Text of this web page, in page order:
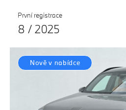
První registrace
8 / 2025
Nově v nabídce